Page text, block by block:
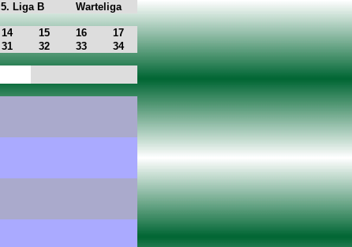
5. Liga B Warteliga
14 15 16
17
31 32 33 34